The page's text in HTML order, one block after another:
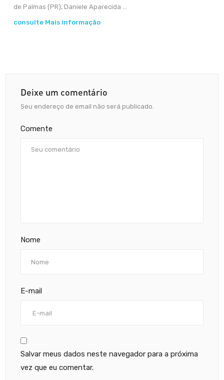
de Palmas (PR), Daniele Aparecida ...
consulte Mais informação
Deixe um comentário
Seu endereço de email não será publicado.
Comente
Nome
E-mail
Salvar meus dados neste navegador para a próxima
vez que eu comentar.